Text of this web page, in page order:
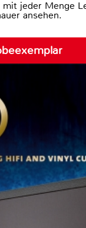
mit jeder Menge
ansehen.